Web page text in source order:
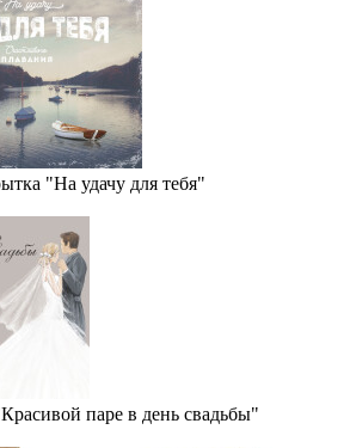
"На удачу для тебя"
паре в день свадьбы"